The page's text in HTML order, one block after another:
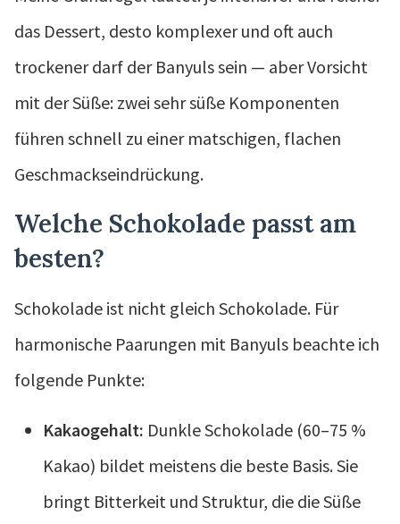
das Dessert, desto komplexer und oft auch
trockener darf der Banyuls sein — aber Vorsicht
mit der Süße: zwei sehr süße Komponenten
führen schnell zu einer matschigen, flachen
Geschmackseindrückung.
Welche Schokolade passt am
besten?
Schokolade ist nicht gleich Schokolade. Für
harmonische Paarungen mit Banyuls beachte ich
folgende Punkte:
Kakaogehalt: Dunkle Schokolade (60–75 %
Kakao) bildet meistens die beste Basis. Sie
bringt Bitterkeit und Struktur, die die Süße